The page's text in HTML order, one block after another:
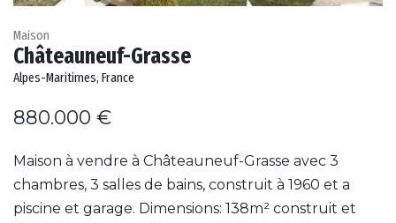
Maison
Châteauneuf-Grasse
Alpes-Maritimes, France
880.000 €
Maison à vendre à Châteauneuf-Grasse avec 3
chambres, 3 salles de bains, construit à 1960 et a
piscine et garage. Dimensions: 138m² construit et